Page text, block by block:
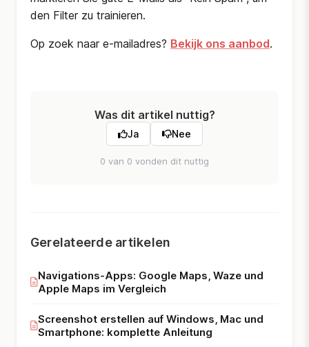
den Filter zu trainieren.
Op zoek naar e-mailadres? Bekijk ons aanbod.
Was dit artikel nuttig?
Ja Nee
0 van 0 vonden dit nuttig
Gerelateerde artikelen
Navigations-Apps: Google Maps, Waze und
Apple Maps im Vergleich
Screenshot erstellen auf Windows, Mac und
Smartphone: komplette Anleitung